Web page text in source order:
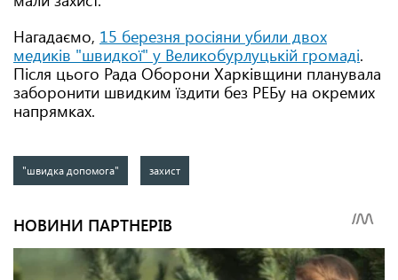
Нагадаємо, 15 березня росіяни убили двох
медиків "швидкої" у Великобурлуцькій громаді.
Після цього Рада Оборони Харківщини планувала
заборонити швидким їздити без РЕБу на окремих
напрямках.
"швидка допомога" захист